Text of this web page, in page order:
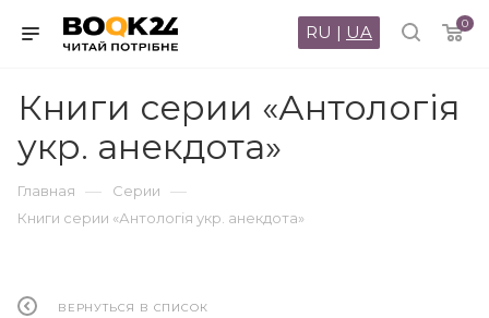
0
RU | UA
Книги серии «Антологiя
укр. анекдота»
Главная — Серии —
Книги серии «Антологiя укр. анекдота»
ВЕРНУТЬСЯ В СПИСОК